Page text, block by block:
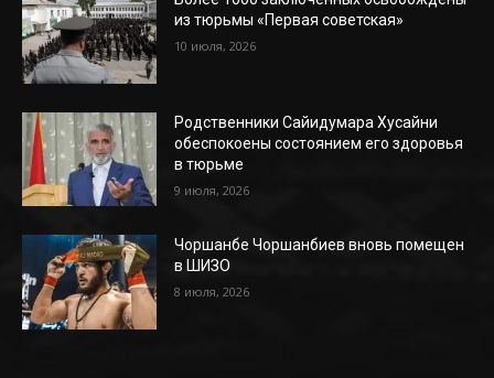
из тюрьмы «Первая советская»
10 июля, 2026
Родственники Сайидумара Хусайни
обеспокоены состоянием его здоровья
в тюрьме
9 июля, 2026
Чоршанбе Чоршанбиев вновь помещен
в ШИЗО
8 июля, 2026